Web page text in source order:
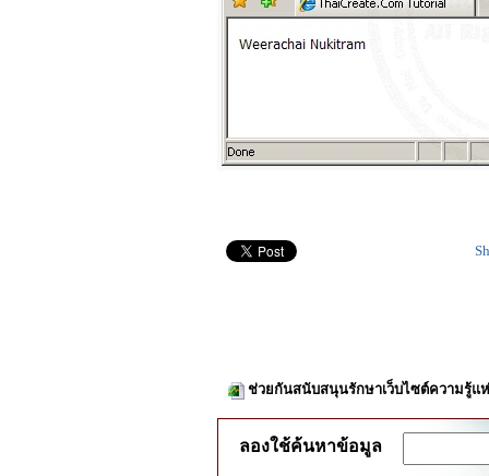
ช่วยกันสนับสนุนรักษาเว็บไซต์ความรู้แ
ลองใช้ค้นหาข้อมูล